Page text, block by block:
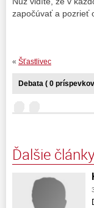
započúvať a pozrieť
« Šťastlivec
Debata ( 0
Ďalšie